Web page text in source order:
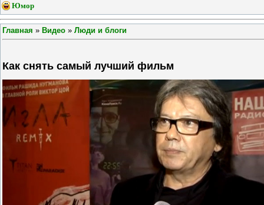
Юмор
Главная » Видео » Люди и блоги
Как снять самый лучший фильм